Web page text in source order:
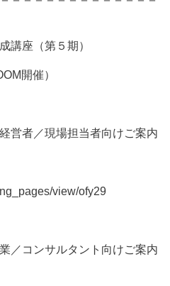
講座（第５期）
開催）
営者／現場担当者向けご案内
view/ofy29
／コンサルタント向けご案内